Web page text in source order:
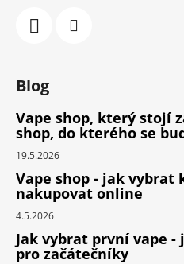
Blog
Vape shop, který stojí
shop, do kterého se
19.5.2026
Vape shop - jak vybrat
nakupovat online
4.5.2026
Jak vybrat první vape -
pro začátečníky